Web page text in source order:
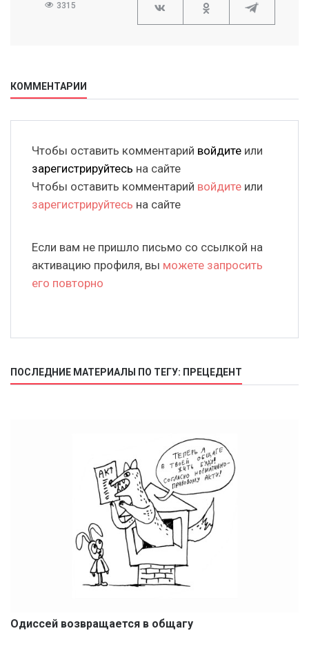
3315
КОММЕНТАРИИ
Чтобы оставить комментарий войдите или
зарегистрируйтесь на сайте
Чтобы оставить комментарий войдите или
зарегистрируйтесь на сайте
Если вам не пришло письмо со ссылкой на
активацию профиля, вы можете запросить
его повторно
ПОСЛЕДНИЕ МАТЕРИАЛЫ ПО ТЕГУ: ПРЕЦЕДЕНТ
Одиссей возвращается в общагу